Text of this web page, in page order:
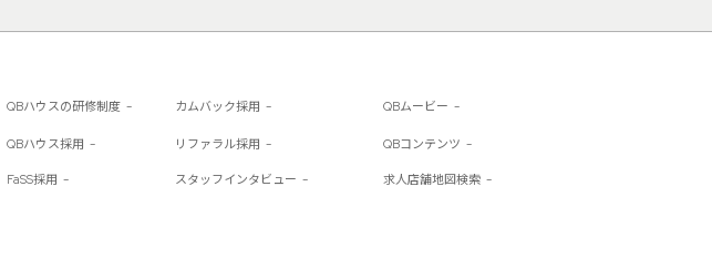
QBハウスの研修制度
QBハウス採用
FaSS採用
カムバック採用
リファラル採用
スタッフインタビュー
QBムービー
QBコンテンツ
求人店舗地図検索